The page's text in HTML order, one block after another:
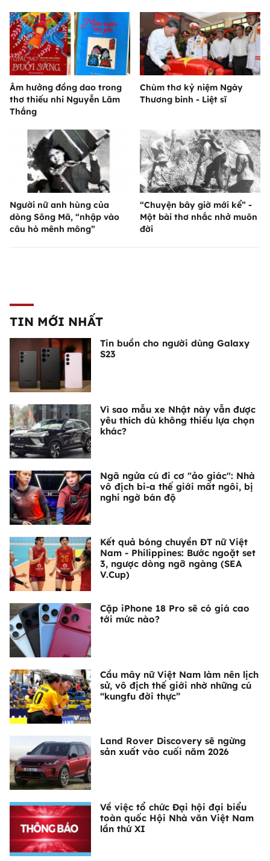
Âm hưởng đồng dao trong
thơ thiếu nhi Nguyễn Lãm
Thắng
Chùm thơ kỷ niệm Ngày
Thương binh - Liệt sĩ
Người nữ anh hùng của
dòng Sông Mã, “nhập vào
câu hò mênh mông”
“Chuyện bây giờ mới kể” -
Một bài thơ nhắc nhở muôn
đời
TIN MỚI NHẤT
Tin buồn cho người dùng Galaxy
S23
Vì sao mẫu xe Nhật này vẫn được
yêu thích dù không thiếu lựa chọn
khác?
Ngã ngửa cú đi cơ "ảo giác": Nhà
vô địch bi-a thế giới mất ngôi, bị
nghi ngờ bán độ
Kết quả bóng chuyền ĐT nữ Việt
Nam - Philippines: Bước ngoặt set
3, ngược dòng ngỡ ngàng (SEA
V.Cup)
Cặp iPhone 18 Pro sẽ có giá cao
tới mức nào?
Cầu mây nữ Việt Nam làm nên lịch
sử, vô địch thế giới nhờ những cú
“kungfu đời thực”
Land Rover Discovery sẽ ngừng
sản xuất vào cuối năm 2026
Về việc tổ chức Đại hội đại biểu
toàn quốc Hội Nhà văn Việt Nam
lần thứ XI